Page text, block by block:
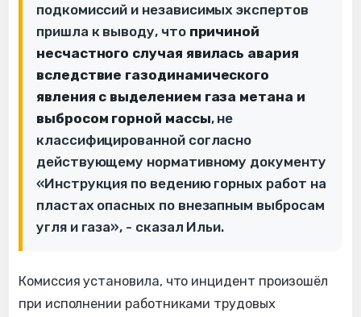
подкомиссий и независимых экспертов
пришла к выводу, что причиной
несчастного случая явилась авария
вследствие газодинамического
явления с выделением газа метана и
выбросом горной массы, не
классифицированной согласно
действующему нормативному документу
«Инструкция по ведению горных работ на
пластах опасных по внезапным выбросам
угля и газа», - сказал Ильи.
Комиссия установила, что инцидент произошёл
при исполнении работниками трудовых